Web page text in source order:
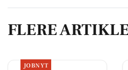
FLERE
JOBNYT